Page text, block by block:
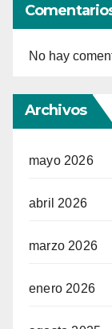
No hay
Archivos
mayo 2026
abril 2026
marzo 2026
enero 2026